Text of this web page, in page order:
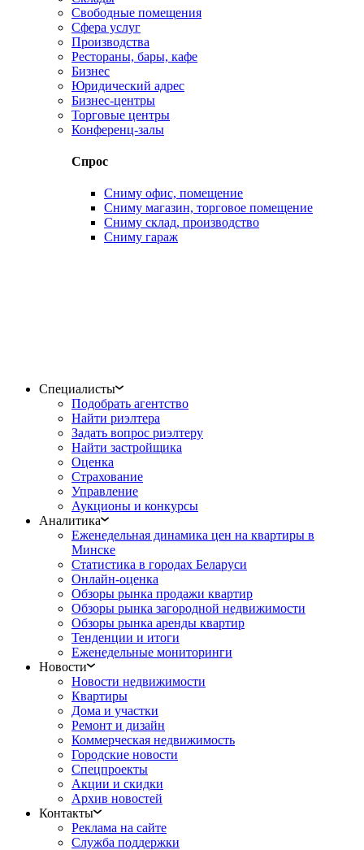
Свободные помещения
Сфера услуг
Производства
Рестораны, бары, кафе
Бизнес
Юридический адрес
Бизнес-центры
Торговые центры
Конференц-залы
Спрос
Сниму офис, помещение
Сниму магазин, торговое помещение
Сниму склад, производство
Сниму гараж
Специалисты
Подобрать агентство
Найти риэлтера
Задать вопрос риэлтеру
Найти застройщика
Оценка
Страхование
Управление
Аукционы и конкурсы
Аналитика
Еженедельная динамика цен на квартиры в
Минске
Статистика в городах Беларуси
Онлайн-оценка
Обзоры рынка продажи квартир
Обзоры рынка загородной недвижимости
Обзоры рынка аренды квартир
Тенденции и итоги
Еженедельные мониторинги
Новости
Новости недвижимости
Квартиры
Дома и участки
Ремонт и дизайн
Коммерческая недвижимость
Городские новости
Спецпроекты
Акции и скидки
Архив новостей
Контакты
Реклама на сайте
Служба поддержки